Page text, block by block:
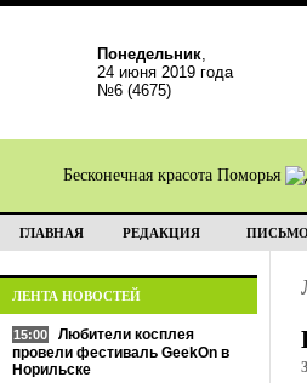
Понедельник,
24 июня 2019 года
№6 (4675)
Бесконечная красота Поморья
ГЛАВНАЯ РЕДАКЦИЯ
ЛЕНТА НОВОСТЕЙ
15:00
Любители косплея
провели фестиваль GeekOn в
Норильске